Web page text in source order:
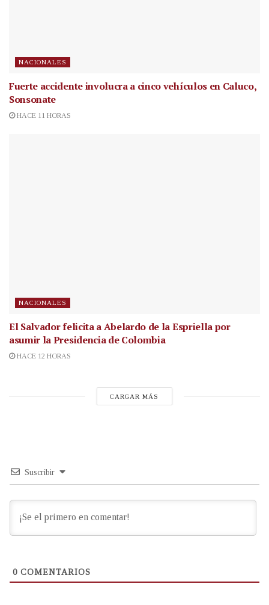
NACIONALES
Fuerte accidente involucra a cinco vehículos en Caluco,
Sonsonate
HACE 11 HORAS
NACIONALES
El Salvador felicita a Abelardo de la Espriella por
asumir la Presidencia de Colombia
HACE 12 HORAS
CARGAR MÁS
Suscribir
0 COMENTARIOS